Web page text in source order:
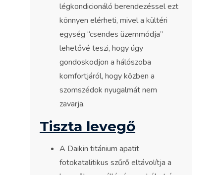
légkondicionáló berendezéssel ezt
könnyen elérheti, mivel a kültéri
egység “csendes üzemmódja”
lehetővé teszi, hogy úgy
gondoskodjon a hálószoba
komfortjáról, hogy közben a
szomszédok nyugalmát nem
zavarja.
Tiszta levegő
A Daikin titánium apatit
fotokatalitikus szűrő eltávolítja a